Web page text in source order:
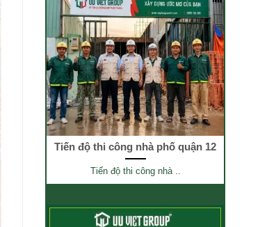
Tiến độ thi công nhà phố quận 12
Tiến độ thi công nhà ..